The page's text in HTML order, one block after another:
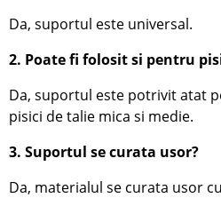
Da, suportul este universal.
2. Poate fi folosit si pentru
Da, suportul este potrivit atat
pisici de talie mica si medie.
3. Suportul se curata usor?
Da, materialul se curata usor